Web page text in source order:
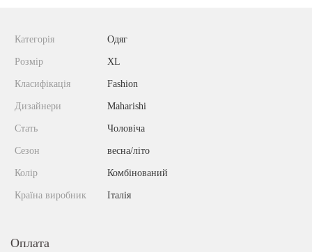
Категорія Одяг
Розмір XL
Класифікація Fashion
Дизайнери Maharishi
Стать Чоловіча
Сезон весна/літо
Колір Комбінований
Країна виробник Італія
Оплата